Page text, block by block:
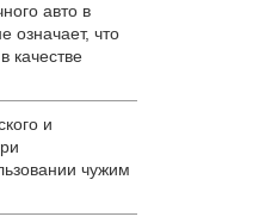
авто в
означает, что
качестве
и
чужим